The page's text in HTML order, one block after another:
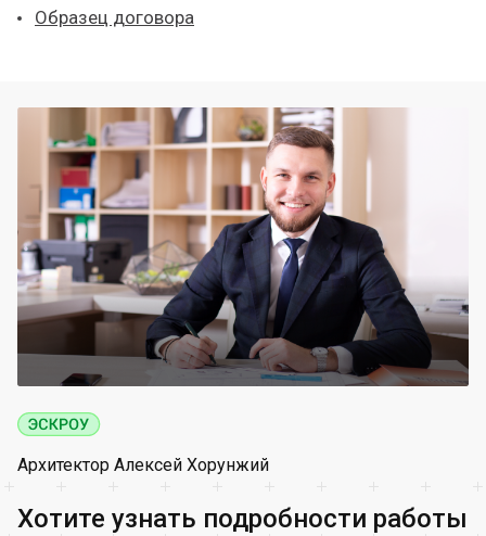
Образец договора
Архитектор Алексей Хорунжий
Хотите узнать подробности работы